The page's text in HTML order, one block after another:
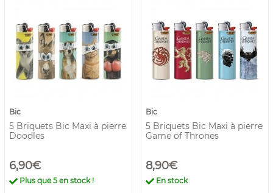
Bic
5 Briquets Bic Maxi à pierre
Doodles
6,90€
Plus que5 en stock !
Bic
5 Briquets Bic Maxi à pierre
Game of Thrones
8,90€
En stock